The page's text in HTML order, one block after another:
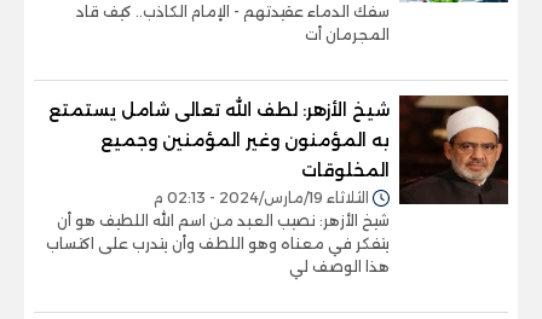
سفك الدماء عقيدتهم - الإمام الكاذب.. كيف قاد
المجرمان أت
شيخ الأزهر: لطف الله تعالى شامل يستمتع
به المؤمنون وغير المؤمنين وجميع
المخلوقات
الثلاثاء 19/مارس/2024 - 02:13 م
شيخ الأزهر: نصيب العبد من اسم الله اللطيف هو أن
يتفكر في معناه وهو اللطف وأن يتدرب على اكتساب
هذا الوصف لي